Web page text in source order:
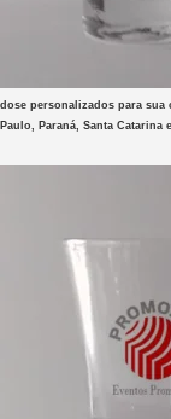
dose personalizados para sua
Paulo, Paraná, Santa Catarina